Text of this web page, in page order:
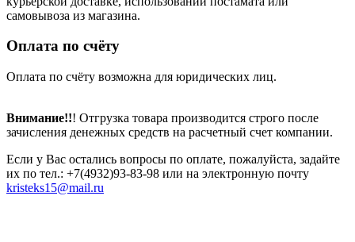
самовывоза из магазина.
Оплата по счёту
Оплата по счёту возможна для юридических лиц.
Внимание!!! Отгрузка товара производится строго после
зачисления денежных средств на расчетный счет компании.
Если у Вас остались вопросы по оплате, пожалуйста, задайте
их по тел.: +7(4932)93-83-98 или на электронную почту
kristeks15@mail.ru